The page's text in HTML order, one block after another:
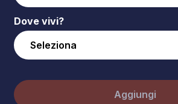
Dove vivi?
Aggiungi